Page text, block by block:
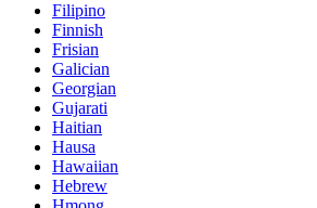
Filipino
Finnish
Frisian
Galician
Georgian
Gujarati
Haitian
Hausa
Hawaiian
Hebrew